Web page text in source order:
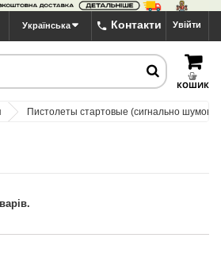
Увійти
Контакти
Українська
КОШИК
Пистолеты стартовые (сигнально